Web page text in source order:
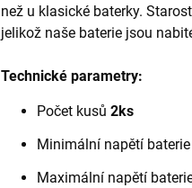
než u klasické baterky.
jelikož naše baterie jsou
Technické parametry:
Počet kusů 2ks
Minimální napětí baterie
Maximální napětí